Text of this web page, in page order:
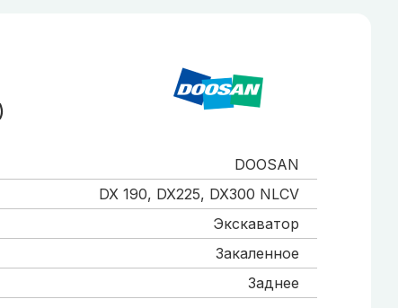
DOOSAN
DX 190, DX225, DX300 NLCV
Экскаватор
Закаленное
Заднее